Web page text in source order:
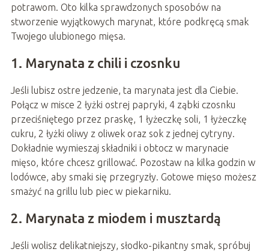
potrawom. Oto kilka sprawdzonych sposobów na
stworzenie wyjątkowych marynat, które podkręcą smak
Twojego ulubionego mięsa.
1. Marynata z chili i czosnku
Jeśli lubisz ostre jedzenie, ta marynata jest dla Ciebie.
Połącz w misce 2 łyżki ostrej papryki, 4 ząbki czosnku
przeciśniętego przez praskę, 1 łyżeczkę soli, 1 łyżeczkę
cukru, 2 łyżki oliwy z oliwek oraz sok z jednej cytryny.
Dokładnie wymieszaj składniki i obtocz w marynacie
mięso, które chcesz grillować. Pozostaw na kilka godzin w
lodówce, aby smaki się przegryzły. Gotowe mięso możesz
smażyć na grillu lub piec w piekarniku.
2. Marynata z miodem i musztardą
Jeśli wolisz delikatniejszy, słodko-pikantny smak, spróbuj